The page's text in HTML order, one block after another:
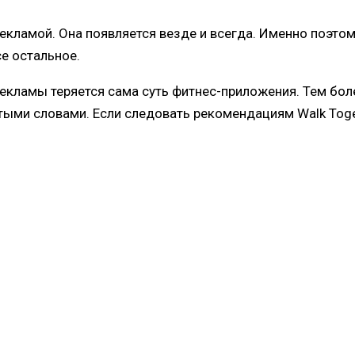
Она появляется везде и всегда. Именно
остальное.
теряется сама суть фитнес-приложения. Тем
словами. Если следовать рекомендациям Walk